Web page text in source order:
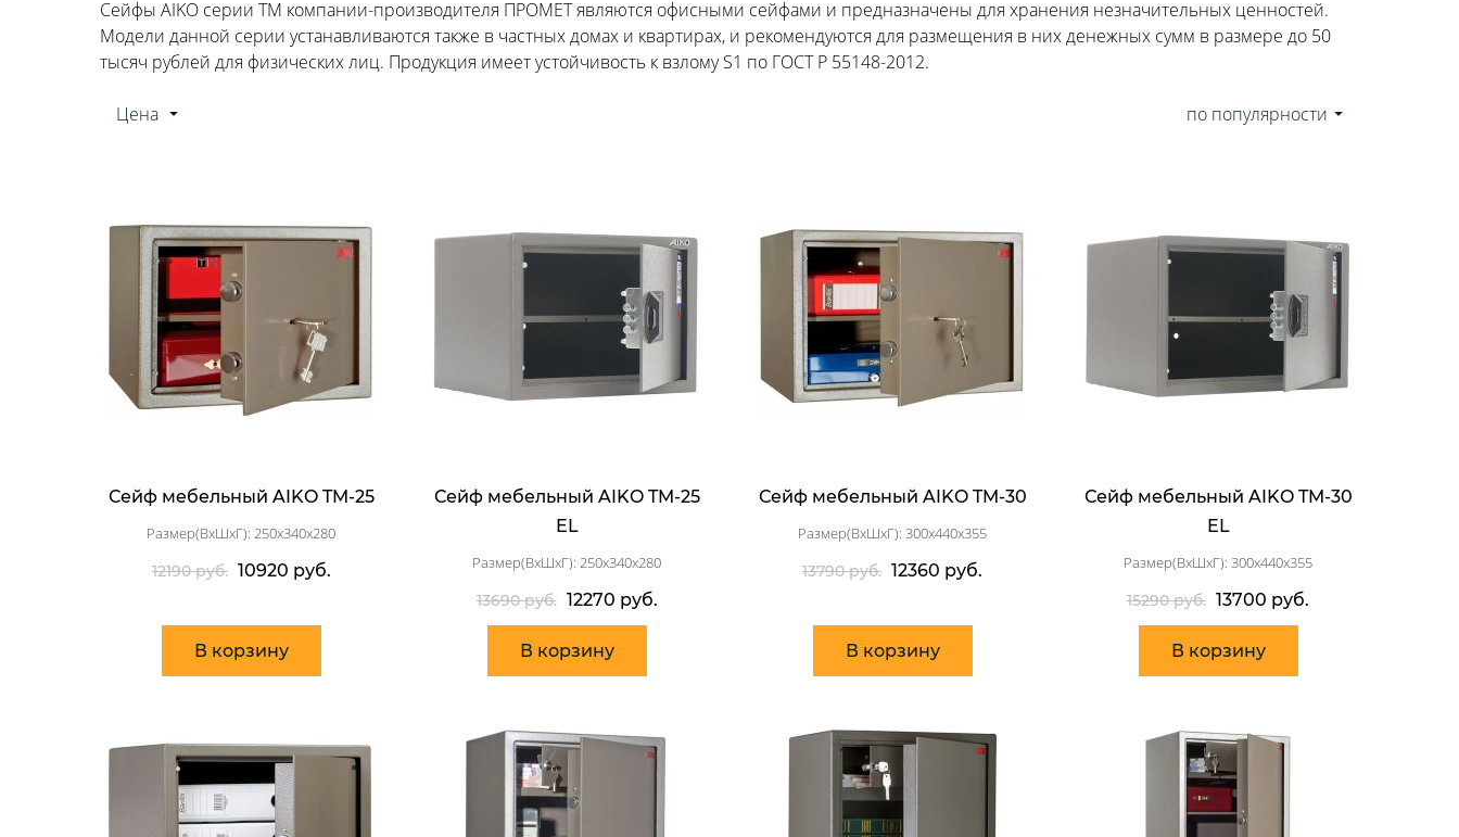
Сейфы AIKO серии TM компании-производителя ПРОМЕТ являются офисными сейфами и предназначены для хранения незначительных ценностей.
Модели данной серии устанавливаются также в частных домах и квартирах, и рекомендуются для размещения в них денежных сумм в размере до 50
тысяч рублей для физических лиц. Продукция имеет устойчивость к взлому S1 по ГОСТ Р 55148-2012.
Цена по популярности
Сейф мебельный AIKO TM-25
Размер(ВхШхГ): 250x340x280
12190 руб. 10920 руб.
В корзину
Сейф мебельный AIKO TM-25
EL
Размер(ВхШхГ): 250x340x280
13690 руб. 12270 руб.
В корзину
Сейф мебельный AIKO TM-30
Размер(ВхШхГ): 300x440x355
13790 руб. 12360 руб.
В корзину
Сейф мебельный AIKO TM-30
EL
Размер(ВхШхГ): 300x440x355
15290 руб. 13700 руб.
В корзину